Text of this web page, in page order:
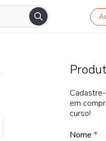
em
curso!
Nome *